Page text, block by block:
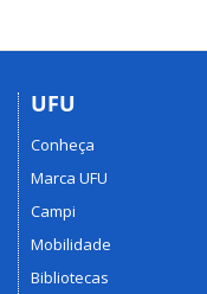
UFU
Conheça
Marca UFU
Campi
Mobilidade
Bibliotecas